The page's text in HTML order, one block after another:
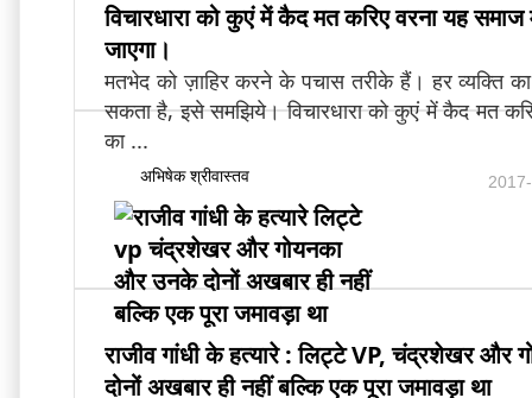
विचारधारा को कुएं में कैद मत करिए वरना यह
जाएगा।
मतभेद को ज़ाहिर करने के पचास तरीके हैं। हर व्यक्ति
सकता है, इसे समझिये। विचारधारा को कुएं में कैद मत
का ...
अभिषेक श्रीवास्तव
राजीव गांधी के हत्यारे : लिट्टे VP, चंद्रशेखर और
दोनों अखबार ही नहीं बल्कि एक पूरा जमावड़ा था